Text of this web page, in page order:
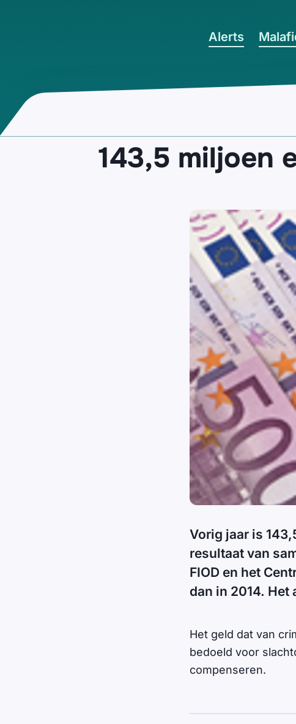
Alerts
143,5 miljoen
Vorig jaar is
resultaat van
FIOD en het
dan in 2014. Het
Het geld dat van
bedoeld voor
compenseren.